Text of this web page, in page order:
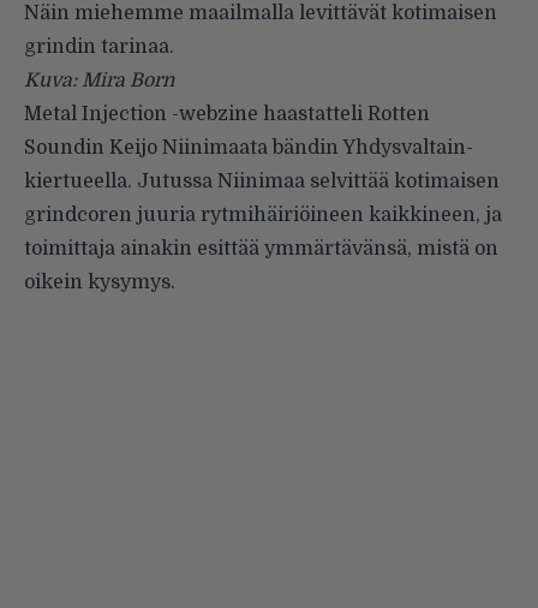
Näin miehemme maailmalla levittävät kotimaisen
grindin tarinaa.
Kuva: Mira Born
Metal Injection -webzine haastatteli Rotten
Soundin Keijo Niinimaata bändin Yhdysvaltain-
kiertueella. Jutussa Niinimaa selvittää kotimaisen
grindcoren juuria rytmihäiriöineen kaikkineen, ja
toimittaja ainakin esittää ymmärtävänsä, mistä on
oikein kysymys.